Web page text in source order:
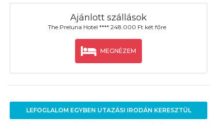
Ajánlott szállások
The Preluna Hotel **** 248.000 Ft két főre
MEGNÉZEM
LEFOGLALOM EGYBEN UTAZÁSI IRODÁN KERESZTÜL